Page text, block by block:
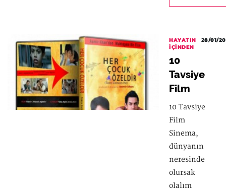
HAYATIN
İÇINDEN
28/01/
10
Tavsiye
Film
10 Tavsiye
Film
Sinema,
dünyanın
neresinde
olursak
olalım